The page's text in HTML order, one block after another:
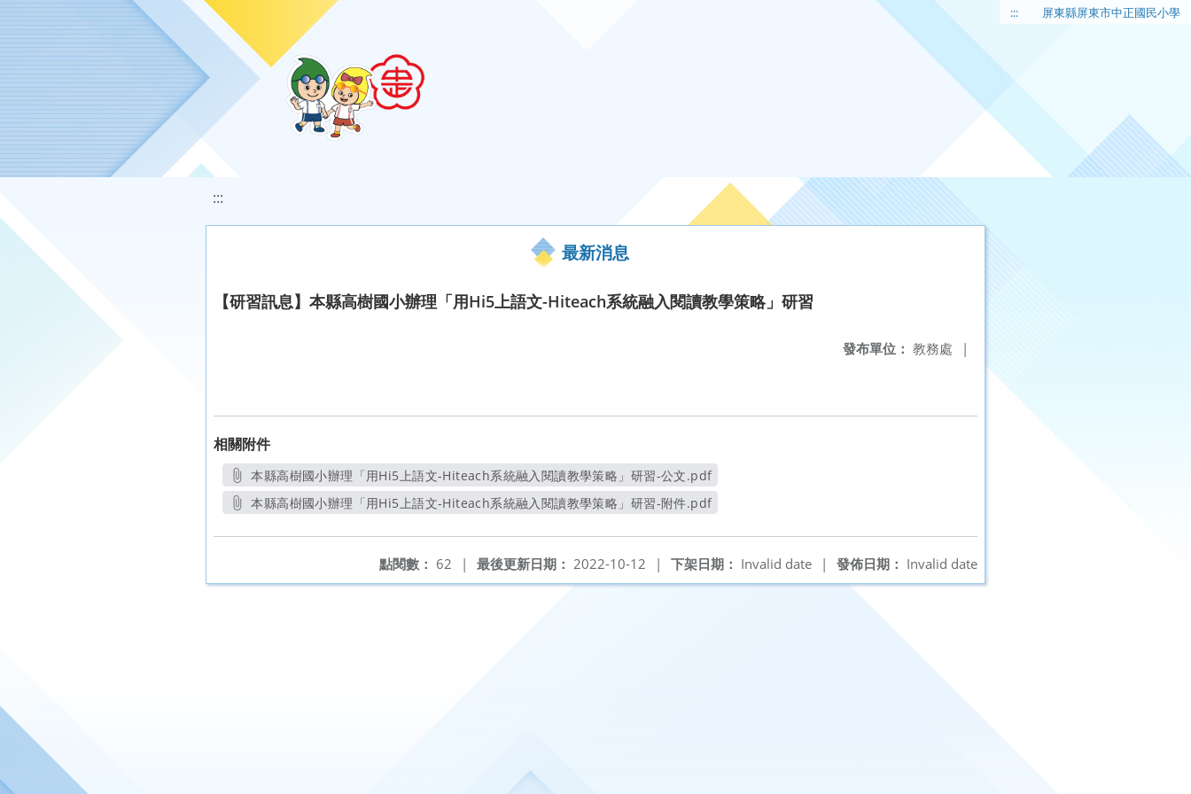
移至網頁之主要內容區位置 ::: 屏東縣屏東市中正國民小學
:::
最新消息
【研習訊息】本縣高樹國小辦理「用Hi5上語文-Hiteach系統融入閱讀教學策略」研習
發布單位： 教務處 |
相關附件
本縣高樹國小辦理「用Hi5上語文-Hiteach系統融入閱讀教學策略」研習-公文.pdf
另開新視窗
本縣高樹國小辦理「用Hi5上語文-Hiteach系統融入閱讀教學策略」研習-附件.pdf
發佈日期： Invalid date
下架日期： Invalid date |
最後更新日期： 2022-10-12 |
點閱數： 62 |